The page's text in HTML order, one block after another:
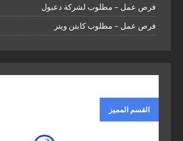
فرص عمل – مطلوب لشركة دعبول
فرص عمل – مطلوب كابتن ويتر
القسم المميز